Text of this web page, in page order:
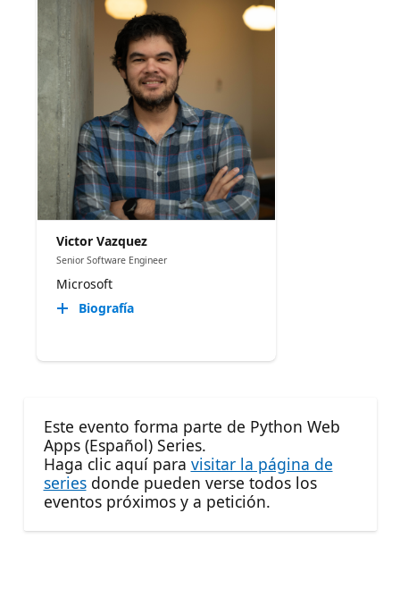
Victor Vazquez
Senior Software Engineer
Microsoft
Biografía
Este evento forma parte de Python Web
Apps (Español) Series.
Haga clic aquí para visitar la página de
seriesdonde pueden verse todos los
eventos próximos y a petición.